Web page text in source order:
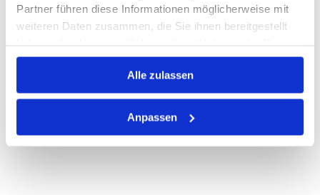
Partner führen diese Informationen möglicherweise mit
weiteren Daten zusammen, die Sie ihnen bereitgestellt
gesammelt haben.
Alle zulassen
Anpassen
PRODUKTBESCHREIBUNG